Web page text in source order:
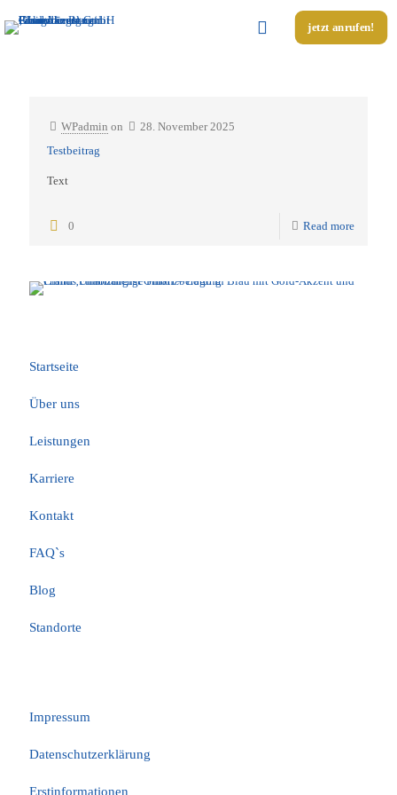
jetzt anrufen!
Show all
WPadmin on
28. November 2025
Testbeitrag
Text
0 Read more
Startseite
Über uns
Leistungen
Karriere
Kontakt
FAQ`s
Blog
Standorte
Impressum
Datenschutzerklärung
Erstinformationen